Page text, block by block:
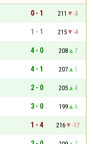
0 - 1 211
-3
1 - 1 215
-4
4 - 0 208
7
4 - 1 207
1
2 - 0 205
4
3 - 0 199
6
1 - 4 216
-17